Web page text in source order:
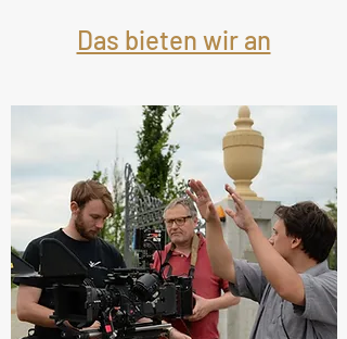
Das bieten wir an